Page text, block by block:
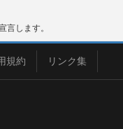
言します。
規約 リンク集